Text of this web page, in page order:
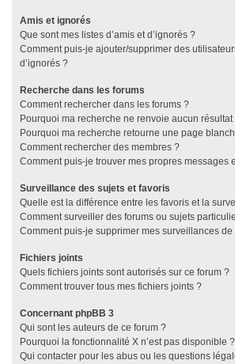
Amis et ignorés
Que sont mes listes d’amis et d’ignorés ?
Comment puis-je ajouter/supprimer des
d’ignorés ?
Recherche dans les forums
Comment rechercher dans les forums ?
Pourquoi ma recherche ne renvoie aucun résultat
Pourquoi ma recherche retourne une page
Comment rechercher des membres ?
Comment puis-je trouver mes propres messages
Surveillance des sujets et favoris
Quelle est la différence entre les favoris et la
Comment surveiller des forums ou sujets
Comment puis-je supprimer mes surveillances de
Fichiers joints
Quels fichiers joints sont autorisés sur ce forum ?
Comment trouver tous mes fichiers joints ?
Concernant phpBB 3
Qui sont les auteurs de ce forum ?
Pourquoi la fonctionnalité X n’est pas disponible ?
Qui contacter pour les abus ou les questions